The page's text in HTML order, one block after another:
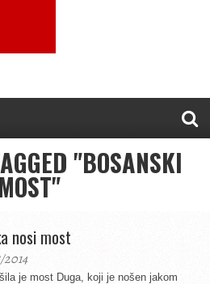
"BOSANSKI
MOST"
nosi most
je most Duga, koji je nošen jakom